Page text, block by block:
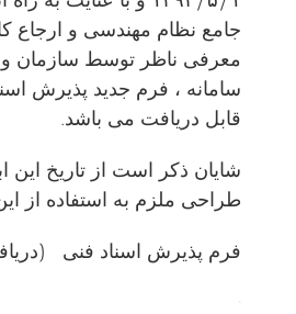
جامع نظام مهندسی و ارجاع
معرفی ناظر توسط سازمان
سامانه ، فرم جدید پذیرش
قابل دریافت می باشد.
شایان ذکر است از تاریخ این
طراحی ملزم به استفاده از
فرم پذیرش اسناد فنی
.